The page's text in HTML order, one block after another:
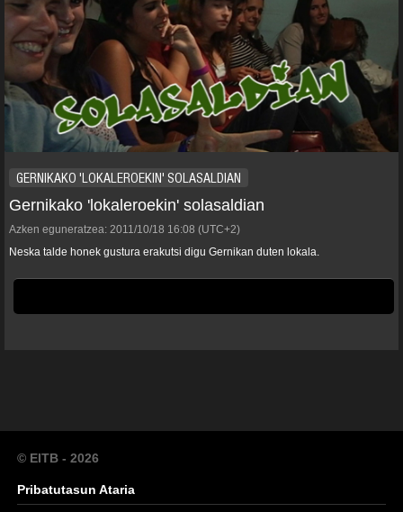
GERNIKAKO 'LOKALEROEKIN' SOLASALDIAN
Gernikako 'lokaleroekin' solasaldian
Azken eguneratzea: 2011/10/18 16:08 (UTC+2)
Neska talde honek gustura erakutsi digu Gernikan duten lokala.
© EITB - 2026
Pribatutasun Ataria